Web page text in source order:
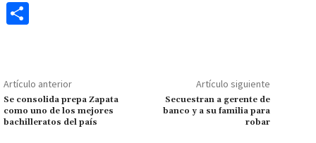
o
k
p
p
ge
r
m Li
n
k
p
ar
tir
Artículo anterior
Se consolida prepa Zapata
como uno de los mejores
bachilleratos del país
Artículo siguiente
Secuestran a gerente de
banco y a su familia para
robar